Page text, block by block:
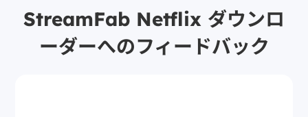
StreamFab Netflix ダウンロ
ーダーへのフィードバック